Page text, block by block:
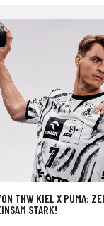
THW KIEL X PUMA:
STARK!